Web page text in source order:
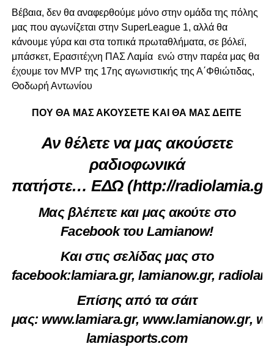
Βέβαια, δεν θα αναφερθούμε μόνο στην ομάδα της πόλης
μας που αγωνίζεται στην SuperLeague 1, αλλά θα
κάνουμε γύρα και στα τοπικά πρωταθλήματα, σε βόλεϊ,
μπάσκετ, Ερασιτέχνη ΠΑΣ Λαμία ενώ στην παρέα μας θα
έχουμε τον MVP της 17ης αγωνιστικής της Α΄Φθιώτιδας,
Θοδωρή Αντωνίου
ΠΟΥ ΘΑ ΜΑΣ ΑΚΟΥΣΕΤΕ ΚΑΙ ΘΑ ΜΑΣ ΔΕΙΤΕ
Αν θέλετε να μας ακούσετε
ραδιοφωνικά
πατήστε… ΕΔΩ (http://
Μας βλέπετε και μας ακούτε στο
Facebook του Lamianow!
Και στις σελίδας μας στο
facebook:lamiara.gr, lamianow.gr,
Επίσης από τα σάιτ
μας: www.lamiara.gr, www.lamianow.gr,
lamiasports.com